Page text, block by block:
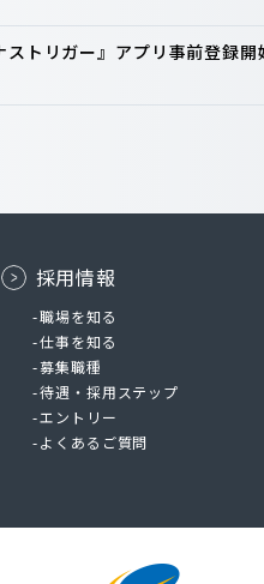
トリガー』アプリ事前登録
採用情報
職場を知る
仕事を知る
募集職種
待遇・採用ステップ
エントリー
よくあるご質問